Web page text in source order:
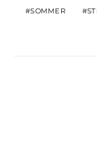
SOMMER